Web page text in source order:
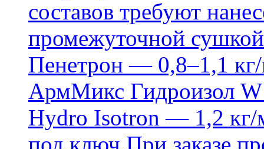
составов требуют
промежуточной
Пенетрон — 0,8–1,1 кг/
АрмМикс Гидроизол
Hydro Isotron — 1,2 кг/
под ключ При заказе